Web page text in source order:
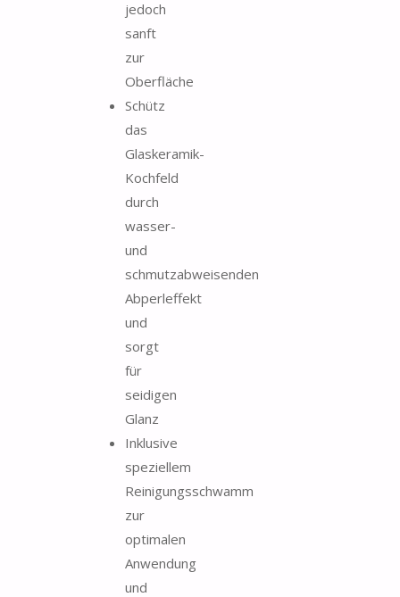
jedoch
sanft
zur
Oberfläche
Schütz
das
Glaskeramik-
Kochfeld
durch
wasser-
und
schmutzabweisenden
Abperleffekt
und
sorgt
für
seidigen
Glanz
Inklusive
speziellem
Reinigungsschwamm
zur
optimalen
Anwendung
und